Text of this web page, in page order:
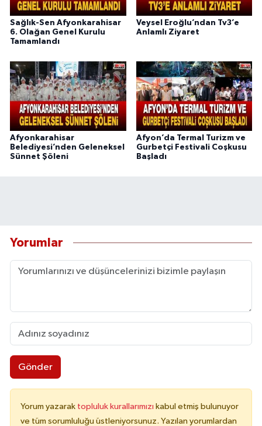
Sağlık-Sen Afyonkarahisar
6. Olağan Genel Kurulu
Tamamlandı
Veysel Eroğlu’ndan Tv3’e
Anlamlı Ziyaret
Afyonkarahisar
Belediyesi’nden Geleneksel
Sünnet Şöleni
Afyon’da Termal Turizm ve
Gurbetçi Festivali Coşkusu
Başladı
Yorumlar
Gönder
Yorum yazarak topluluk kurallarımızı kabul etmiş bulunuyor
ve tüm sorumluluğu üstleniyorsunuz. Yazılan yorumlardan